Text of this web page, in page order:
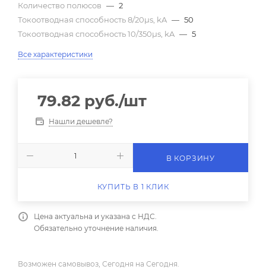
Количество полюсов — 2
Токоотводная способность 8/20µs, kA — 50
Токоотводная способность 10/350µs, kA — 5
Все характеристики
79.82 руб./шт
Нашли дешевле?
В КОРЗИНУ
КУПИТЬ В 1 КЛИК
Цена актуальна и указана с НДС.
Обязательно уточнение наличия.
Возможен самовывоз, Сегодня на Сегодня.